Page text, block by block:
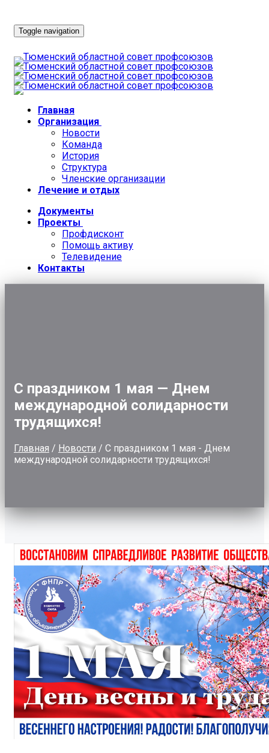
Toggle navigation
Главная
Организация
Новости
Команда
История
Структура
Членские организации
Лечение и отдых
Документы
Проекты
Профдисконт
Помощь активу
Телевидение
Контакты
С праздником 1 мая — Днем
международной солидарности
трудящихся!
Главная / Новости / С праздником 1 мая - Днем
международной солидарности трудящихся!